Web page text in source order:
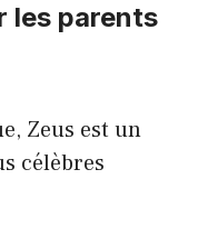
les parents
Zeus est un
célèbres